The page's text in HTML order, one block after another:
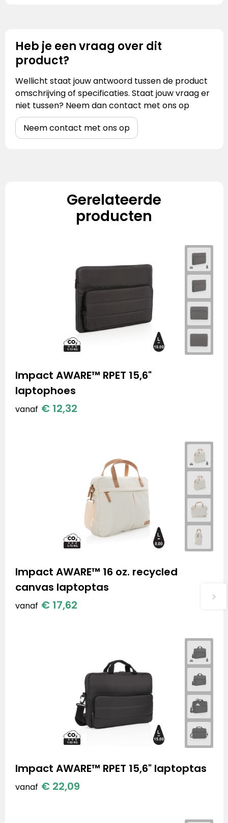
Heb je een vraag over dit
product?
Wellicht staat jouw antwoord tussen de product
omschrijving of specificaties. Staat jouw vraag er
niet tussen? Neem dan contact met ons op
Neem contact met ons op
Gerelateerde
producten
Impact AWARE™ RPET 15,6"
laptophoes
vanaf € 12,32
Impact AWARE™ 16 oz. recycled
canvas laptoptas
vanaf € 17,62
Impact AWARE™ RPET 15,6" laptoptas
vanaf € 22,09